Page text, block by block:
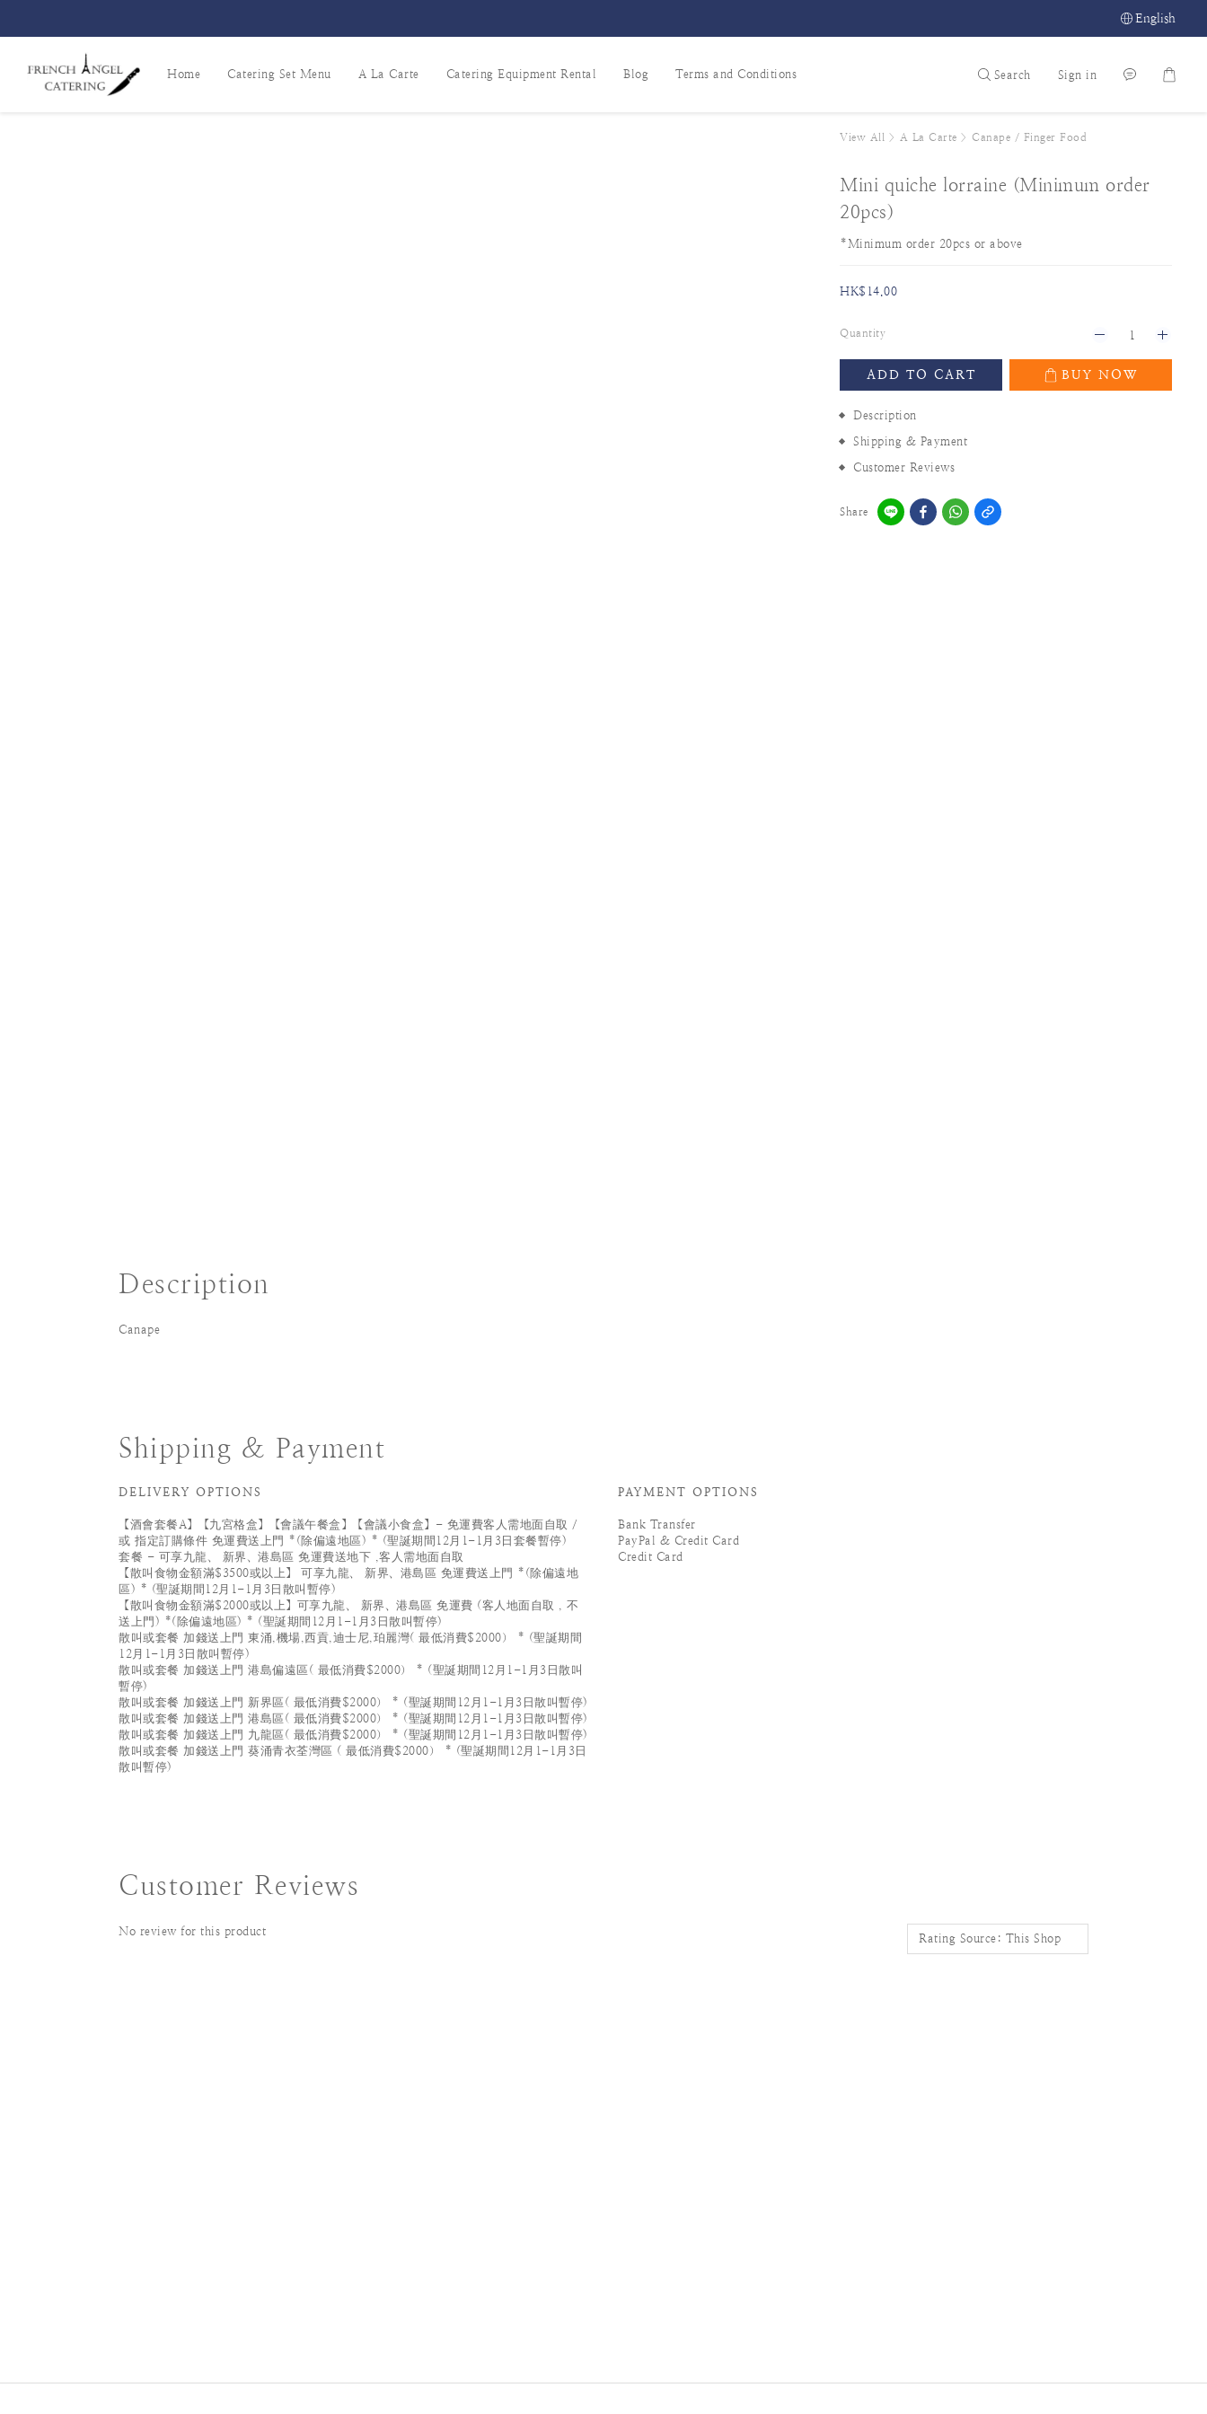
English
Home Catering Set Menu A La Carte Catering Equipment Rental Blog Terms and Conditions Search Sign in
View All > A La Carte > Canape / Finger Food
Mini quiche lorraine (Minimum order
20pcs)
*Minimum order 20pcs or above
HK$14.00
Quantity
ADD TO CART BUY NOW
Description
Shipping & Payment
Customer Reviews
Share
Description
Canape
Shipping & Payment
DELIVERY OPTIONS
【酒會套餐A】【九宮格盒】【會議午餐盒】【會議小食盒】- 免運費客人需地面自取 /
或 指定訂購條件 免運費送上門 *(除偏遠地區) * (聖誕期間12月1-1月3日套餐暫停)
套餐 - 可享九龍、 新界、港島區 免運費送地下 ,客人需地面自取
【散叫食物金額滿$3500或以上】 可享九龍、 新界、港島區 免運費送上門 *(除偏遠地
區) * (聖誕期間12月1-1月3日散叫暫停)
【散叫食物金額滿$2000或以上】可享九龍、 新界、港島區 免運費 (客人地面自取 , 不
送上門) *(除偏遠地區) * (聖誕期間12月1-1月3日散叫暫停)
散叫或套餐 加錢送上門 東涌,機場,西貢,迪士尼,珀麗灣( 最低消費$2000） * (聖誕期間
12月1-1月3日散叫暫停)
散叫或套餐 加錢送上門 港島偏遠區( 最低消費$2000） * (聖誕期間12月1-1月3日散叫
暫停)
散叫或套餐 加錢送上門 新界區( 最低消費$2000） * (聖誕期間12月1-1月3日散叫暫停)
散叫或套餐 加錢送上門 港島區( 最低消費$2000） * (聖誕期間12月1-1月3日散叫暫停)
散叫或套餐 加錢送上門 九龍區( 最低消費$2000） * (聖誕期間12月1-1月3日散叫暫停)
散叫或套餐 加錢送上門 葵涌青衣荃灣區 ( 最低消費$2000） * (聖誕期間12月1-1月3日
散叫暫停)
PAYMENT OPTIONS
Bank Transfer
PayPal & Credit Card
Credit Card
Customer Reviews
No review for this product